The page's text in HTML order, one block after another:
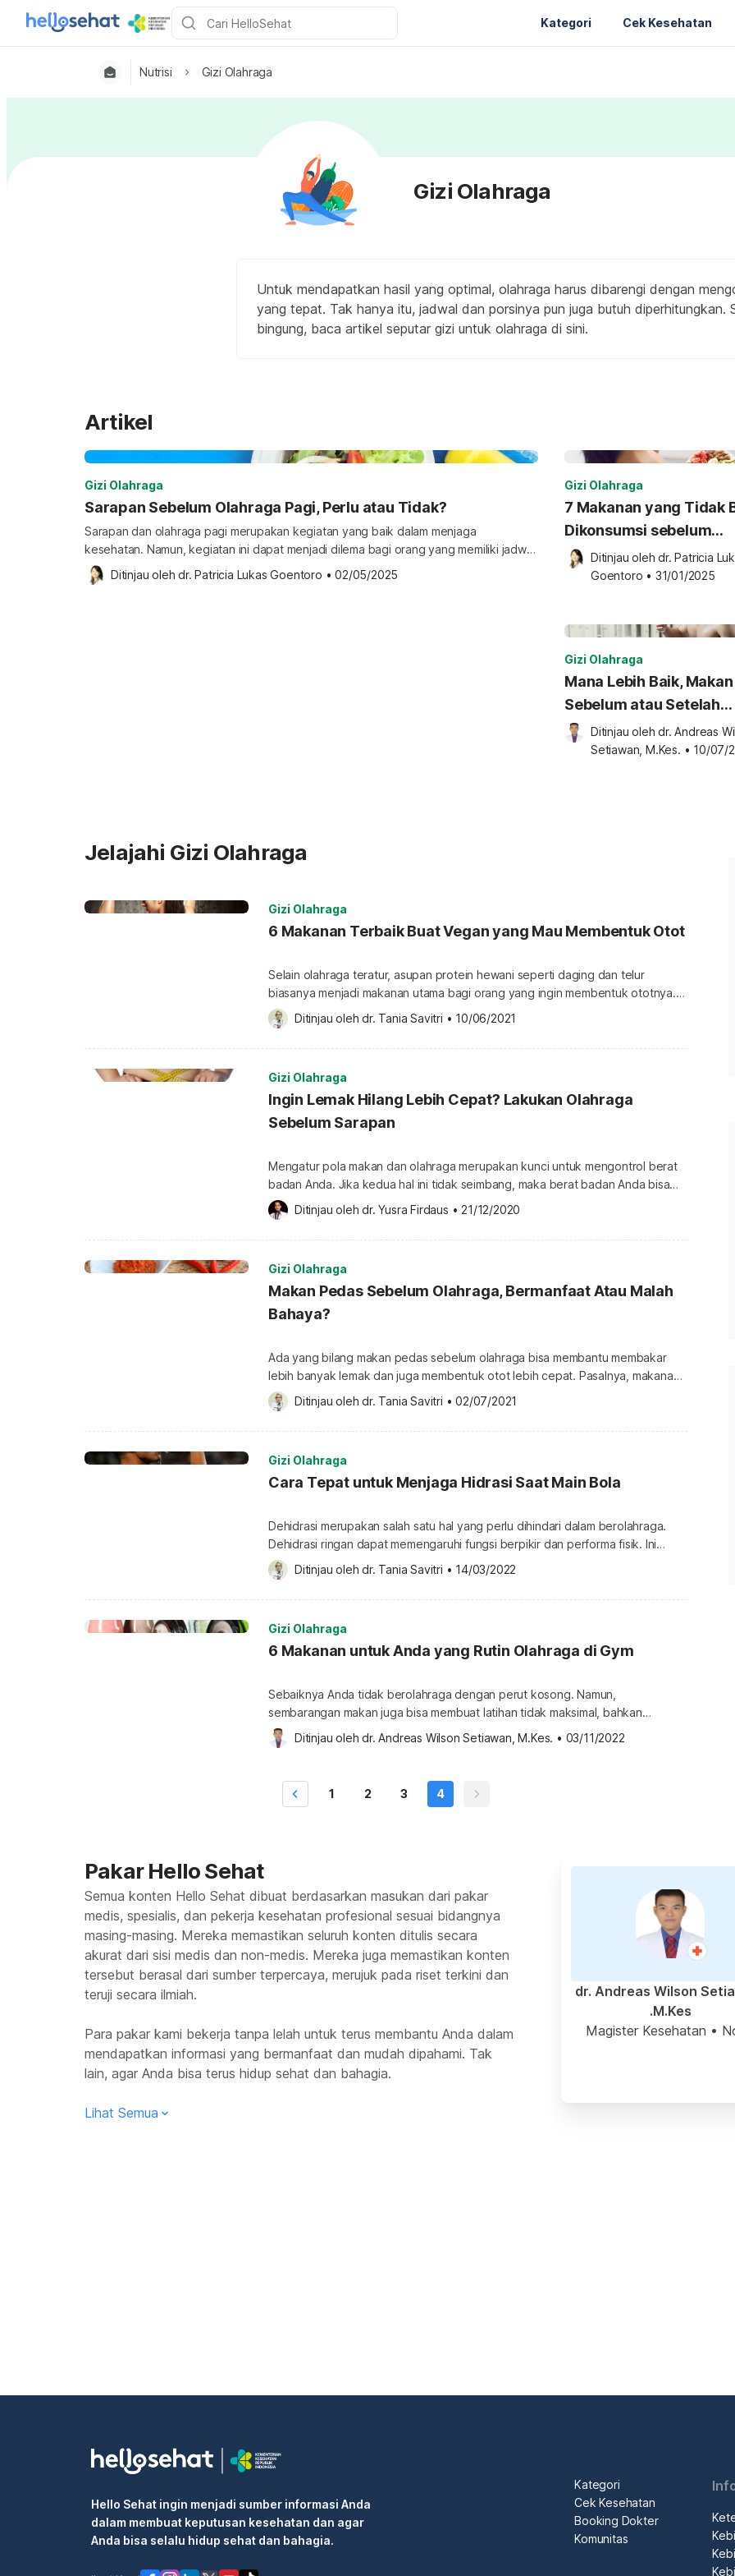
Kategori Cek Kesehatan
Nutrisi Gizi Olahraga
Gizi Olahraga
Untuk mendapatkan hasil yang optimal, olahraga harus dibarengi dengan
yang tepat. Tak hanya itu, jadwal dan porsinya pun juga butuh diperhitungkan.
bingung, baca artikel seputar gizi untuk olahraga di sini.
Artikel
Gizi Olahraga
Sarapan Sebelum Olahraga Pagi, Perlu atau Tidak?
Sarapan dan olahraga pagi merupakan kegiatan yang baik dalam menjaga
kesehatan. Namun, kegiatan ini dapat menjadi dilema bagi orang yang memiliki jadwal
olahraga pada pagi hari. Lantas, manakah yang baik, sarapan sebelum atau setelah
olahraga? Apakah sebaiknya sarapan dulu sebelum olahraga pagi? Sebenarnya tidak
Ditinjau oleh dr. Patricia Lukas Goentoro • 02/05/2025
Gizi Olahraga
7 Makanan yang Tidak
Dikonsumsi sebelum
Olahraga
Ditinjau oleh dr. Patricia
Goentoro • 31/01/2025
Gizi Olahraga
Mana Lebih Baik, Makan
Sebelum atau Setelah
Olahraga?
Ditinjau oleh dr. Andreas
Setiawan, M.Kes. • 10/07/
Jelajahi Gizi Olahraga
Gizi Olahraga
6 Makanan Terbaik Buat Vegan yang Mau Membentuk Otot
Selain olahraga teratur, asupan protein hewani seperti daging dan telur
biasanya menjadi makanan utama bagi orang yang ingin membentuk ototnya.
Namun, bagaimana dengan para vegan yang juga ingin membentuk otot?
Masalahnya, orang vegan tentu tidak makan produk-produk hewani. Tenang,
Anda tetap bisa membangun massa otot tanpa mengorbankan pola hidup
Ditinjau oleh dr. Tania Savitri • 10/06/2021
Gizi Olahraga
Ingin Lemak Hilang Lebih Cepat? Lakukan Olahraga
Sebelum Sarapan
Mengatur pola makan dan olahraga merupakan kunci untuk mengontrol berat
badan Anda. Jika kedua hal ini tidak seimbang, maka berat badan Anda bisa
berlebih atau kurang. Untuk itu, jika Anda ingin menurunkan berat badan
sebaiknya kurangi porsi makan Anda dan lakukan olahraga lebih banyak.
Terdapat waktu tertentu di mana tubuh Anda dapat menghilangkan lemak lebih
Ditinjau oleh dr. Yusra Firdaus • 21/12/2020
Gizi Olahraga
Makan Pedas Sebelum Olahraga, Bermanfaat Atau Malah
Bahaya?
Ada yang bilang makan pedas sebelum olahraga bisa membantu membakar
lebih banyak lemak dan juga membentuk otot lebih cepat. Pasalnya, makanan
pedas diyakini bisa mempercepat proses metabolisme. Namun, apa kata para
ahli soal hal ini? Benarkah makan pedas sebelum olahraga baik untuk
menurunkan berat badan dan membentuk otot? Atau jangan-jangan cuma
Ditinjau oleh dr. Tania Savitri • 02/07/2021
Gizi Olahraga
Cara Tepat untuk Menjaga Hidrasi Saat Main Bola
Dehidrasi merupakan salah satu hal yang perlu dihindari dalam berolahraga.
Dehidrasi ringan dapat memengaruhi fungsi berpikir dan performa fisik. Ini
tentu saja tidak menguntungkan bagi Anda yang bertanding untuk menjadi
juara. Untuk itu penting untuk menjaga kebutuhan cairan tetap terpenuhi atau
dengan kata lain, menjaga status hidrasi agar tetap seimbang. Berapa banyak
Ditinjau oleh dr. Tania Savitri • 14/03/2022
Gizi Olahraga
6 Makanan untuk Anda yang Rutin Olahraga di Gym
Sebaiknya Anda tidak berolahraga dengan perut kosong. Namun,
sembarangan makan juga bisa membuat latihan tidak maksimal, bahkan
berisiko menyebabkan kram. Berikut ini beragam anjuran dan pantangan
makanan untuk Anda yang rutin olahraga atau fitness di gym. Daftar makanan
makanan sehat berikut ini. 1. Sarapan sereal […]
Ditinjau oleh dr. Andreas Wilson Setiawan, M.Kes. • 03/11/2022
1 2 3 4
Pakar Hello Sehat
Semua konten Hello Sehat dibuat berdasarkan masukan dari pakar
medis, spesialis, dan pekerja kesehatan profesional sesuai bidangnya
masing-masing. Mereka memastikan seluruh konten ditulis secara
akurat dari sisi medis dan non-medis. Mereka juga memastikan konten
tersebut berasal dari sumber terpercaya, merujuk pada riset terkini dan
teruji secara ilmiah.
Para pakar kami bekerja tanpa lelah untuk terus membantu Anda dalam
mendapatkan informasi yang bermanfaat dan mudah dipahami. Tak
lain, agar Anda bisa terus hidup sehat dan bahagia.
Lihat Semua
dr. Andreas Wilson
M.Kes.
Magister Kesehatan •
Hello Sehat ingin menjadi sumber informasi Anda
dalam membuat keputusan kesehatan dan agar
Anda bisa selalu hidup sehat dan bahagia.
Kategori
Cek Kesehatan
Booking Dokter
Komunitas